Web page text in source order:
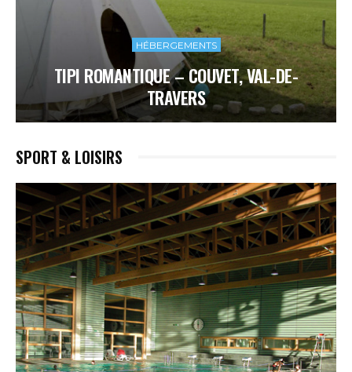
HÉBERGEMENTS
TIPI ROMANTIQUE – COUVET, VAL-DE-
TRAVERS
SPORT & LOISIRS